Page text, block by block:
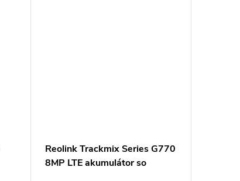
Reolink Trackmix Series G770
8MP LTE akumulátor so